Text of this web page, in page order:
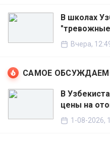
В школах
Вчера,
САМОЕ
В
цены на
1-08-2026,